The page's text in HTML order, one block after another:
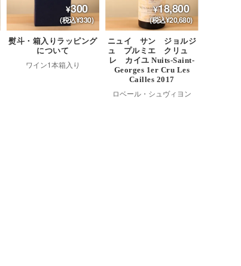
300
(税込¥330)
熨斗・箱入りラッピング
について
ワイン1本箱入り
18,800
(税込¥20,680)
ニュイ サン ジョルジ
ュ プルミエ クリュ
レ カイユ Nuits-Saint-
Georges 1er Cru Les
Cailles 2017
ロベール・シュヴィヨン